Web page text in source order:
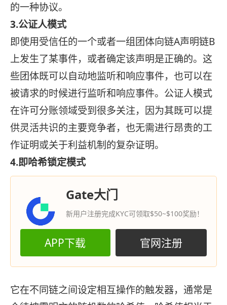
的一种协议。
3.公证人模式
即使用受信任的一个或者一组团体向链A声明链B
上发生了某事件，或者确定该声明是正确的。这
些团体既可以自动地监听和响应事件，也可以在
被请求的时候进行监听和响应事件。公证人模式
在许可分账领域受到很多关注，因为其既可以提
供灵活共识的主要竞争者，也无需进行昂贵的工
作证明或关于利益机制的复杂证明。
4.即哈希锁定模式
Gate大门
新用户注册完成KYC可领取$50~$100奖励！
APP下载 官网注册
它在不同链之间设定相互操作的触发器，通常是